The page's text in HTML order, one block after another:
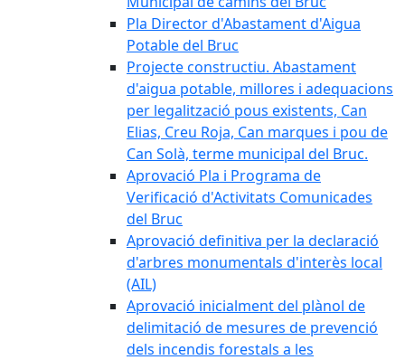
Pla Director d'Abastament d'Aigua
Potable del Bruc
Projecte constructiu. Abastament
d'aigua potable, millores i adequacions
per legalització pous existents, Can
Elias, Creu Roja, Can marques i pou de
Can Solà, terme municipal del Bruc.
Aprovació Pla i Programa de
Verificació d'Activitats Comunicades
del Bruc
Aprovació definitiva per la declaració
d'arbres monumentals d'interès local
(AIL)
Aprovació inicialment del plànol de
delimitació de mesures de prevenció
dels incendis forestals a les